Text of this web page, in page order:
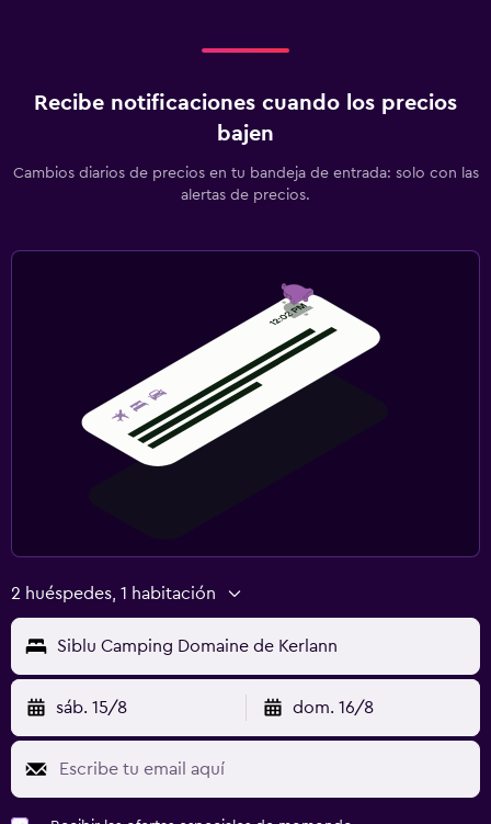
Recibe notificaciones cuando los precios
bajen
Cambios diarios de precios en tu bandeja de entrada: solo con las
alertas de precios.
2 huéspedes, 1 habitación
Siblu Camping Domaine de Kerlann
sáb. 15/8 dom. 16/8